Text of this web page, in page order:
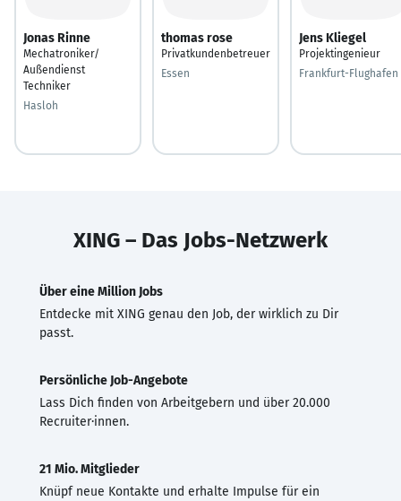
Jonas Rinne
Mechatroniker/
Außendienst
Techniker
Hasloh
thomas rose
Privatkundenbetreuer
Essen
Jens Kliegel
Projektingenieur
Frankfurt-Flughafen
XING – Das Jobs-Netzwerk
Über eine Million Jobs
Entdecke mit XING genau den Job, der wirklich zu Dir
passt.
Persönliche Job-Angebote
Lass Dich finden von Arbeitgebern und über 20.000
Recruiter·innen.
21 Mio. Mitglieder
Knüpf neue Kontakte und erhalte Impulse für ein